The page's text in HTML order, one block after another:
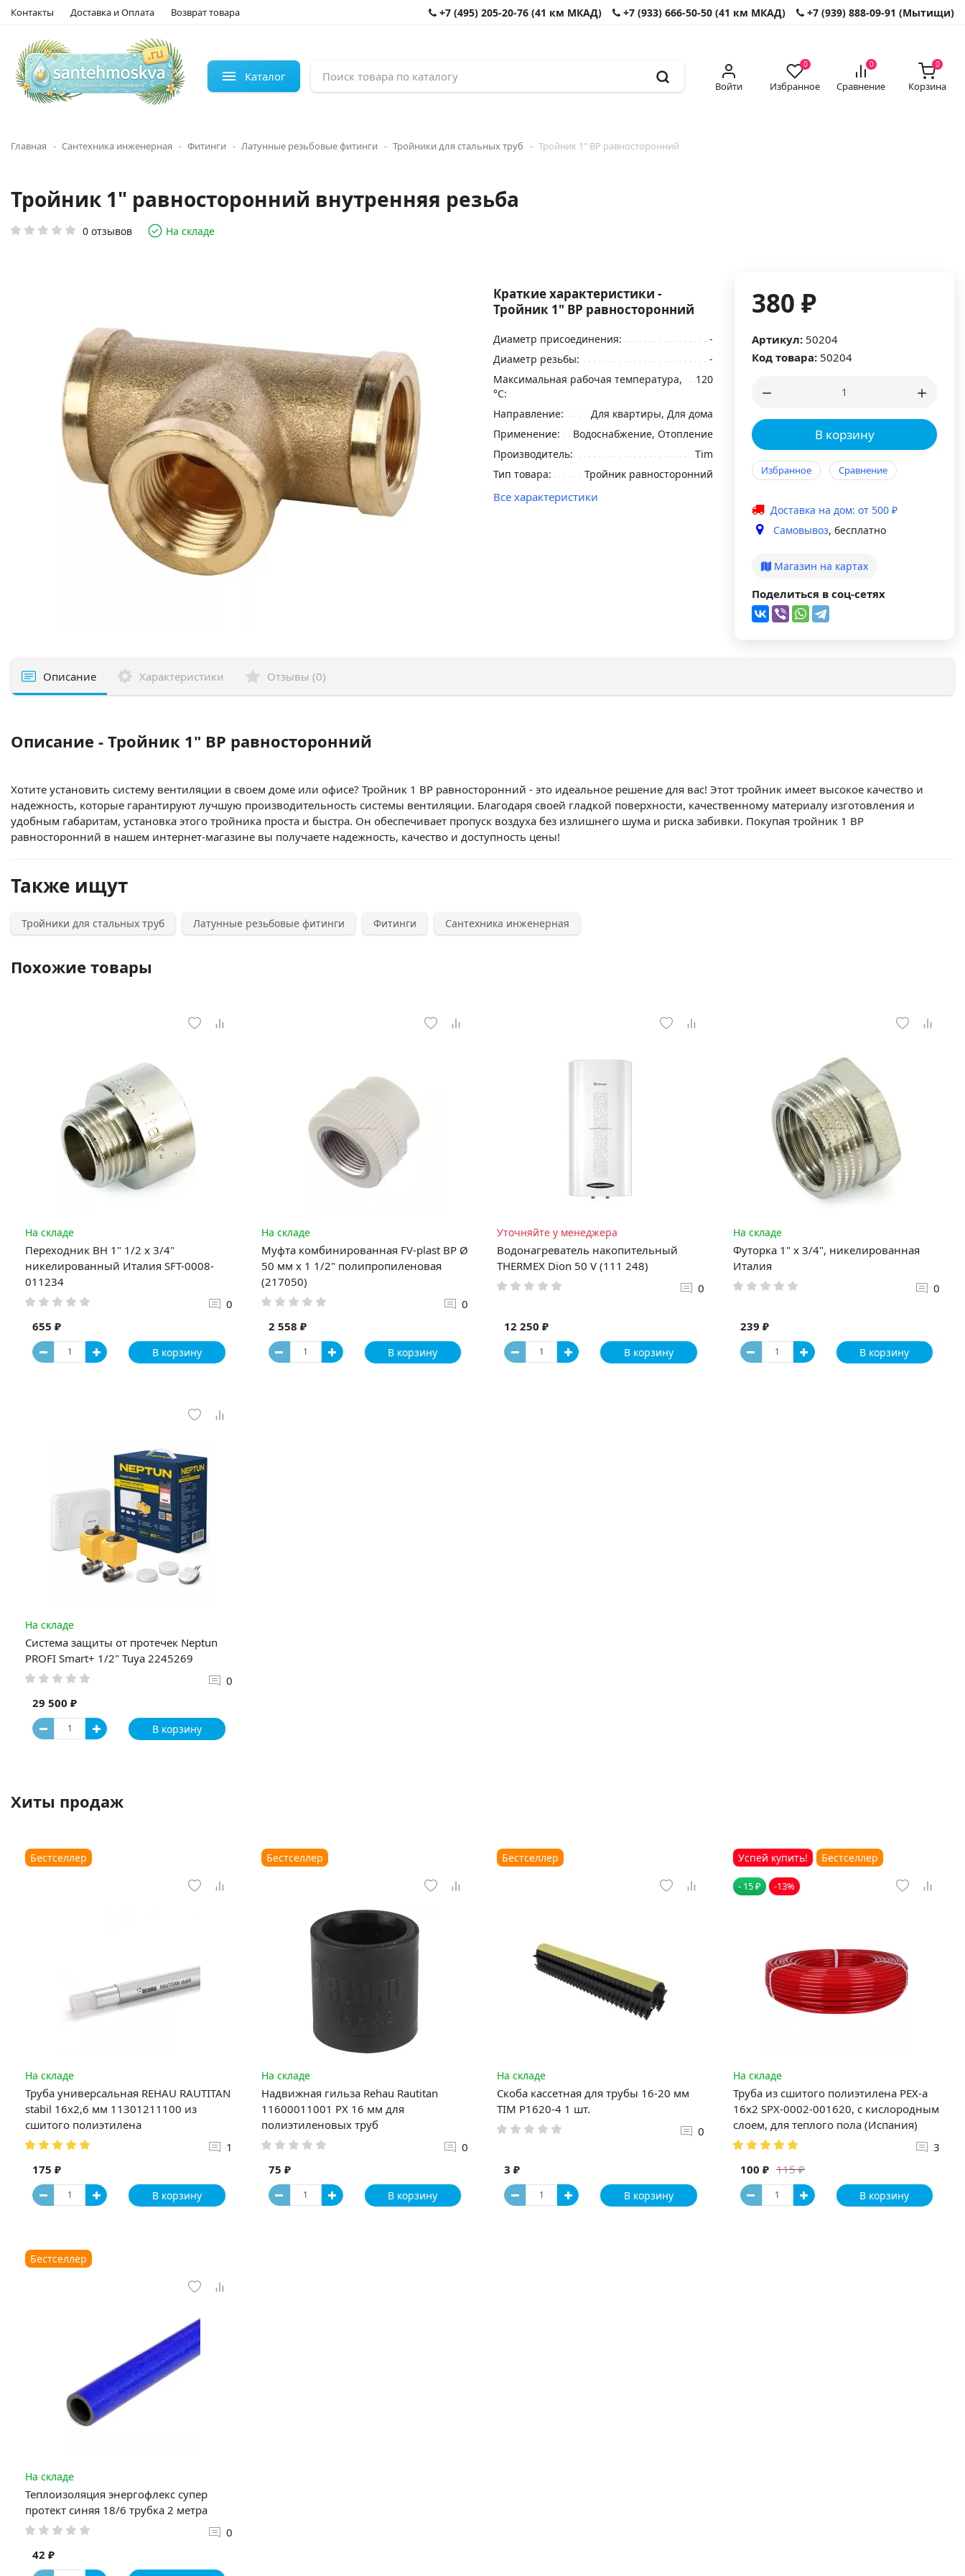
Контакты Доставка и Оплата Возврат товара +7 (495) 205-20-76 (41 км МКАД) +7 (933) 666-50-50 (41 км МКАД) +7 (939) 888-09-91 (Мытищи)
Каталог
Войти
0
Избранное
0
Сравнение
0
Корзина
Главная Сантехника инженерная Фитинги Латунные резьбовые фитинги Тройники для стальных труб Тройник 1" ВР равносторонний
Тройник 1" равносторонний внутренняя резьба
0 отзывов На складе
380 ₽
Артикул: 50204
Код товара: 50204
В корзину
Избранное Сравнение
Доставка на дом: от 500 ₽
Самовывоз, бесплатно
Магазин на картах
Поделиться в соц-сетях
Краткие характеристики -
Тройник 1" ВР равносторонний
Диаметр присоединения:
-
Диаметр резьбы:
-
Максимальная рабочая температура,
°С:
120
Направление:
Для квартиры, Для дома
Применение:
Водоснабжение, Отопление
Производитель:
Tim
Тип товара:
Тройник равносторонний
Все характеристики
Описание Характеристики Отзывы (0)
Описание - Тройник 1" ВР равносторонний
Хотите установить систему вентиляции в своем доме или офисе? Тройник 1 ВР равносторонний - это идеальное решение для вас! Этот тройник имеет высокое качество и
надежность, которые гарантируют лучшую производительность системы вентиляции. Благодаря своей гладкой поверхности, качественному материалу изготовления и
удобным габаритам, установка этого тройника проста и быстра. Он обеспечивает пропуск воздуха без излишнего шума и риска забивки. Покупая тройник 1 ВР
равносторонний в нашем интернет-магазине вы получаете надежность, качество и доступность цены!
Также ищут
Тройники для стальных труб Латунные резьбовые фитинги Фитинги Сантехника инженерная
Похожие товары
На складе
Переходник ВН 1" 1/2 x 3/4"
никелированный Италия SFT-0008-
011234
0
655 ₽
В корзину
На складе
Муфта комбинированная FV-plast ВР Ø
50 мм х 1 1/2" полипропиленовая
(217050)
0
2 558 ₽
В корзину
Уточняйте у менеджера
Водонагреватель накопительный
THERMEX Dion 50 V (111 248)
0
12 250 ₽
В корзину
На складе
Футорка 1" x 3/4", никелированная
Италия
0
239 ₽
В корзину
На складе
Система защиты от протечек Neptun
PROFI Smart+ 1/2" Tuya 2245269
0
29 500 ₽
В корзину
Хиты продаж
Бестселлер
На складе
Труба универсальная REHAU RAUTITAN
stabil 16х2,6 мм 11301211100 из
сшитого полиэтилена
1
175 ₽
В корзину
Бестселлер
На складе
Надвижная гильза Rehau Rautitan
11600011001 PX 16 мм для
полиэтиленовых труб
0
75 ₽
В корзину
Бестселлер
На складе
Скоба кассетная для трубы 16-20 мм
TIM P1620-4 1 шт.
0
3 ₽
В корзину
Успей купить! Бестселлер
- 15 ₽ -13%
На складе
Труба из сшитого полиэтилена PEX-a
16х2 SPX-0002-001620, с кислородным
слоем, для теплого пола (Испания)
3
115 ₽
100 ₽
В корзину
Бестселлер
На складе
Теплоизоляция энергофлекс супер
протект синяя 18/6 трубка 2 метра
0
42 ₽